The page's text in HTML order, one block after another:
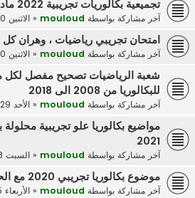
تجميعية بكالوريات تجريبية 2022 مادة الرياضيات
آخر مشاركة بواسطة mouloud
« الاثنين 30 ماي 2022 18:12
امتحان تجريبي رياضيات ، وهران كل
آخر مشاركة بواسطة mouloud
« الاثنين 30 ماي 2022 12:47
شعبة الرياضيات تصحيح مفصل لكل
للبكالوريا من 2008 الى 2018
آخر مشاركة بواسطة mouloud
« الأحد 29 ماي 2022 18:05
2021
آخر مشاركة بواسطة mouloud
« السبت 28 ماي 2022 18:03
موضوع بكالوريا تجريبي 2020 مع الحل مادة الرياضيات
آخر مشاركة بواسطة mouloud
« الأربعاء 25 ماي 2022 12:18